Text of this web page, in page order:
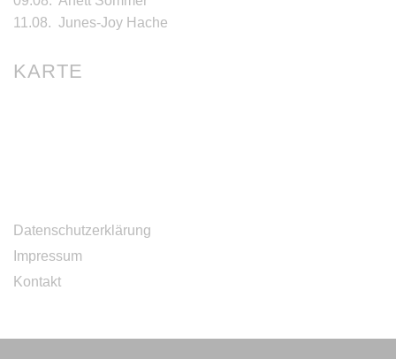
11.08. Junes-Joy Hache
KARTE
Datenschutzerklärung
Impressum
Kontakt